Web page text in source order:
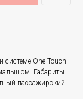
системе One Touch
Габариты
пассажирский